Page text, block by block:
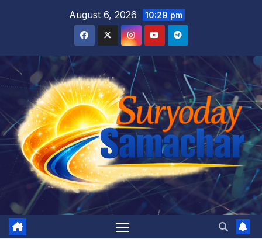
August 6, 2026 10:29 pm